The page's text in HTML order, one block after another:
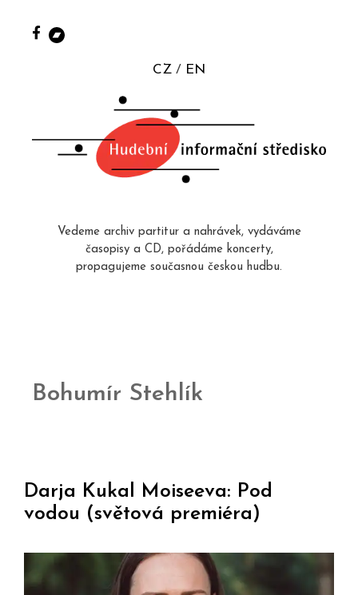
CZ EN
Vedeme archiv partitur a nahrávek, vydáváme
časopisy a CD, pořádáme koncerty,
propagujeme současnou českou hudbu.
Bohumír Stehlík
Darja Kukal Moiseeva: Pod
vodou (světová premiéra)